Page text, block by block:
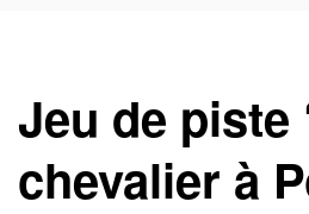
Jeu de piste
chevalier à